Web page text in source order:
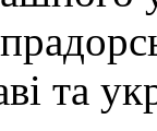
та